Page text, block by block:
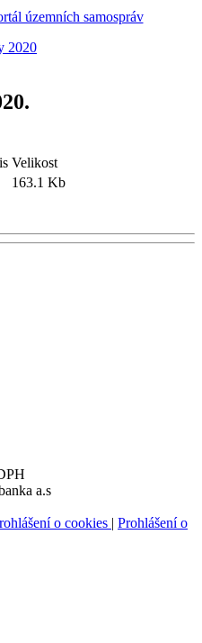
2020
Velikost
163.1 Kb
a.s
o cookies | Prohlášení o